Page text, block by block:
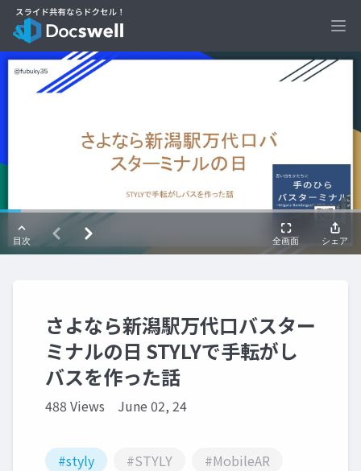
さよなら新潟駅万代口バスター
ミナルの日 STYLYで手転がし
バスを作った話
488 Views June 02, 24
#styly #STYLY
#MobileAR